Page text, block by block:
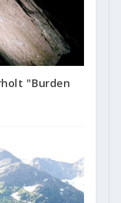
"Burden